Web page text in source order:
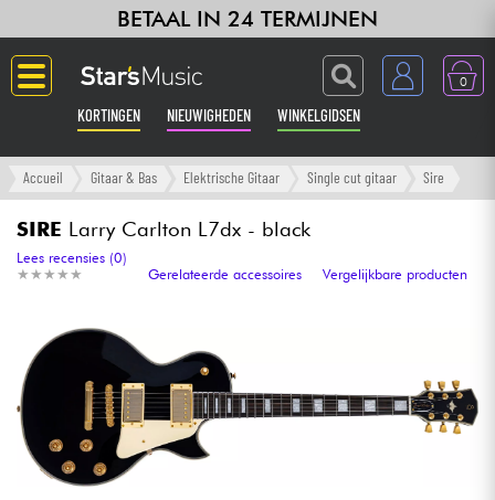
BETAAL IN 24 TERMIJNEN
0
KORTINGEN NIEUWIGHEDEN WINKELGIDSEN
Langue
Gitaar & Bas
Versterker & Effecten
Toetsenbord & Piano
Synths & samplers
Home-studio
Accueil Gitaar & Bas Elektrische Gitaar Single cut gitaar Sire
SIRE Larry Carlton L7dx - black
★ ★ ★ ★ ★
★ ★ ★ ★ ★
Lees recensies (0)
Gerelateerde accessoires
Vergelijkbare producten